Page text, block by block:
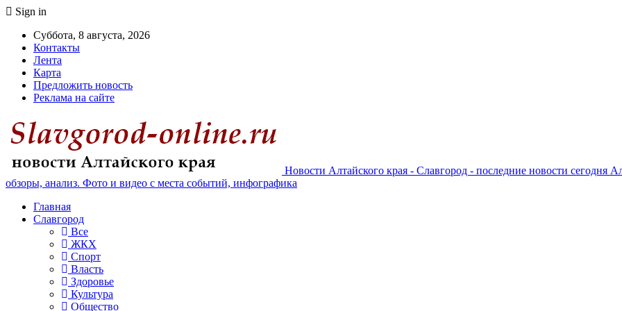
Sign in
Суббота, 8 августа, 2026
Контакты
Лента
Карта
Предложить новость
Реклама на сайте
Новости Алтайского края - Славгород - последние новости сегодня
обзоры, анализ. Фото и видео с места событий, инфографика
Главная
Славгород
Все
ЖКХ
Спорт
Власть
Здоровье
Культура
Общество